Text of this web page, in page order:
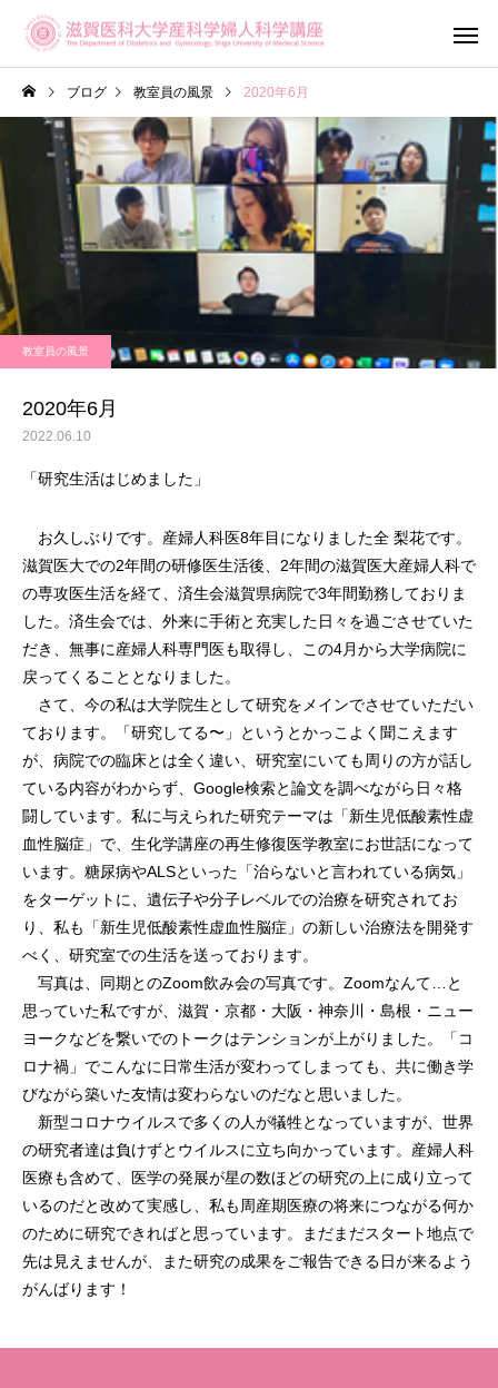
産科診療 婦人科診
不妊専門相談センター
滋賀がん・生
ブログ 教室員の風景 2020年6月
教室員の風景
2020年6月
2022.06.10
「研究生活はじめました」
お久しぶりです。産婦人科医8年目になりました全 梨花です。
滋賀医大での2年間の研修医生活後、2年間の滋賀医大産婦人科で
の専攻医生活を経て、済生会滋賀県病院で3年間勤務しておりま
した。済生会では、外来に手術と充実した日々を過ごさせていた
だき、無事に産婦人科専門医も取得し、この4月から大学病院に
戻ってくることとなりました。
さて、今の私は大学院生として研究をメインでさせていただい
ております。「研究してる〜」というとかっこよく聞こえます
が、病院での臨床とは全く違い、研究室にいても周りの方が話し
ている内容がわからず、Google検索と論文を調べながら日々格
闘しています。私に与えられた研究テーマは「新生児低酸素性虚
血性脳症」で、生化学講座の再生修復医学教室にお世話になって
います。糖尿病やALSといった「治らないと言われている病気」
をターゲットに、遺伝子や分子レベルでの治療を研究されてお
り、私も「新生児低酸素性虚血性脳症」の新しい治療法を開発す
べく、研究室での生活を送っております。
写真は、同期とのZoom飲み会の写真です。Zoomなんて…と
思っていた私ですが、滋賀・京都・大阪・神奈川・島根・ニュー
ヨークなどを繋いでのトークはテンションが上がりました。「コ
ロナ禍」でこんなに日常生活が変わってしまっても、共に働き学
びながら築いた友情は変わらないのだなと思いました。
新型コロナウイルスで多くの人が犠牲となっていますが、世界
の研究者達は負けずとウイルスに立ち向かっています。産婦人科
医療も含めて、医学の発展が星の数ほどの研究の上に成り立って
いるのだと改めて実感し、私も周産期医療の将来につながる何か
のために研究できればと思っています。まだまだスタート地点で
先は見えませんが、また研究の成果をご報告できる日が来るよう
がんばります！